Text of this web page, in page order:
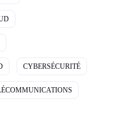
CYBERSÉCURITÉ